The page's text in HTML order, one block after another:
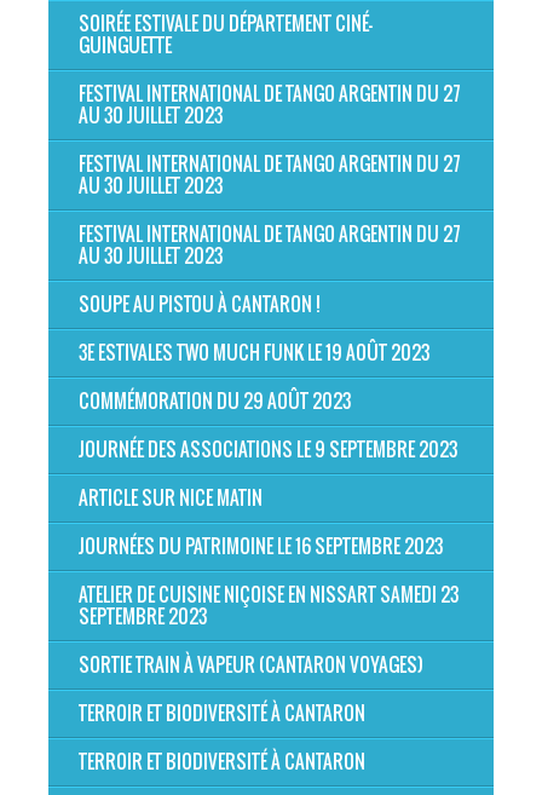
SOIRÉE ESTIVALE DU DÉPARTEMENT CINÉ-
GUINGUETTE
FESTIVAL INTERNATIONAL DE TANGO ARGENTIN DU 27
AU 30 JUILLET 2023
FESTIVAL INTERNATIONAL DE TANGO ARGENTIN DU 27
AU 30 JUILLET 2023
FESTIVAL INTERNATIONAL DE TANGO ARGENTIN DU 27
AU 30 JUILLET 2023
SOUPE AU PISTOU À CANTARON !
3E ESTIVALES TWO MUCH FUNK LE 19 AOÛT 2023
COMMÉMORATION DU 29 AOÛT 2023
JOURNÉE DES ASSOCIATIONS LE 9 SEPTEMBRE 2023
ARTICLE SUR NICE MATIN
JOURNÉES DU PATRIMOINE LE 16 SEPTEMBRE 2023
ATELIER DE CUISINE NIÇOISE EN NISSART SAMEDI 23
SEPTEMBRE 2023
SORTIE TRAIN À VAPEUR (CANTARON VOYAGES)
TERROIR ET BIODIVERSITÉ À CANTARON
TERROIR ET BIODIVERSITÉ À CANTARON